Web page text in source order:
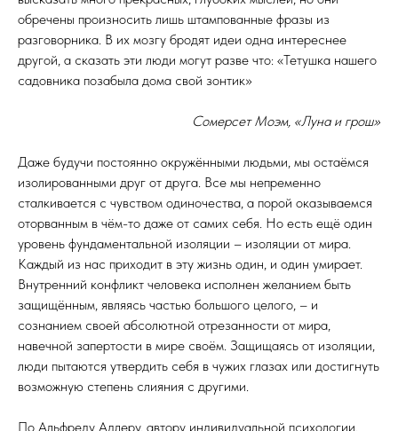
обречены произносить лишь штампованные фразы из
разговорника. В их мозгу бродят идеи одна интереснее
другой, а сказать эти люди могут разве что: «Тетушка нашего
садовника позабыла дома свой зонтик»
Сомерсет Моэм, «Луна и грош»
Даже будучи постоянно окружёнными людьми, мы остаёмся
изолированными друг от друга. Все мы непременно
сталкивается с чувством одиночества, а порой оказываемся
оторванным в чём-то даже от самих себя. Но есть ещё один
уровень фундаментальной изоляции – изоляции от мира.
Каждый из нас приходит в эту жизнь один, и один умирает.
Внутренний конфликт человека исполнен желанием быть
защищённым, являясь частью большого целого, – и
сознанием своей абсолютной отрезанности от мира,
навечной запертости в мире своём. Защищаясь от изоляции,
люди пытаются утвердить себя в чужих глазах или достигнуть
возможную степень слияния с другими.
По Альфреду Адлеру, автору индивидуальной психологии,